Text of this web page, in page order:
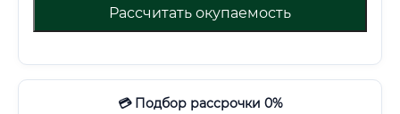
Рассчитать окупаемость
💳 Подбор рассрочки 0%